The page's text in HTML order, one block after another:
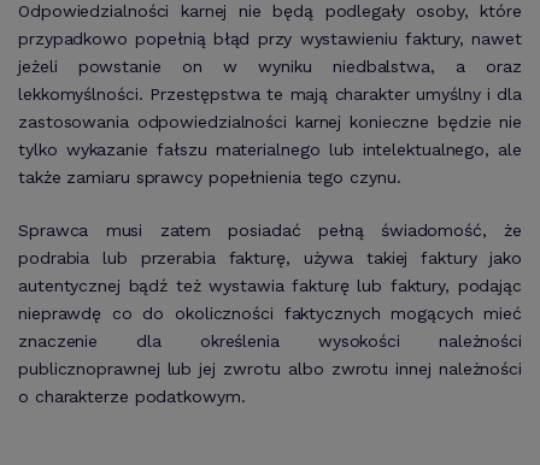
Odpowiedzialności karnej nie będą podlegały osoby, które
przypadkowo popełnią błąd przy wystawieniu faktury, nawet
jeżeli powstanie on w wyniku niedbalstwa, a oraz
lekkomyślności. Przestępstwa te mają charakter umyślny i dla
zastosowania odpowiedzialności karnej konieczne będzie nie
tylko wykazanie fałszu materialnego lub intelektualnego, ale
także zamiaru sprawcy popełnienia tego czynu.
Sprawca musi zatem posiadać pełną świadomość, że
podrabia lub przerabia fakturę, używa takiej faktury jako
autentycznej bądź też wystawia fakturę lub faktury, podając
nieprawdę co do okoliczności faktycznych mogących mieć
znaczenie dla określenia wysokości należności
publicznoprawnej lub jej zwrotu albo zwrotu innej należności
o charakterze podatkowym.